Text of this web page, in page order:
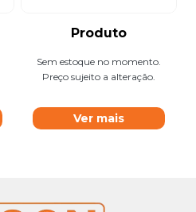
Produto
Sem estoque no momento.
Preço sujeito a alteração.
Ver mais